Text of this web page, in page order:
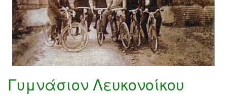
Γυμνάσιον Λευκονοίκου